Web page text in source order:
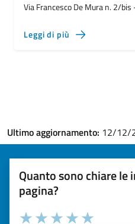
Via Francesco De Mura n. 2/
Leggi di più
Ultimo aggiornamento: 12/12/
Quanto sono chiare
pagina?
Valuta la chiarezza delle
Seleziona il numero di